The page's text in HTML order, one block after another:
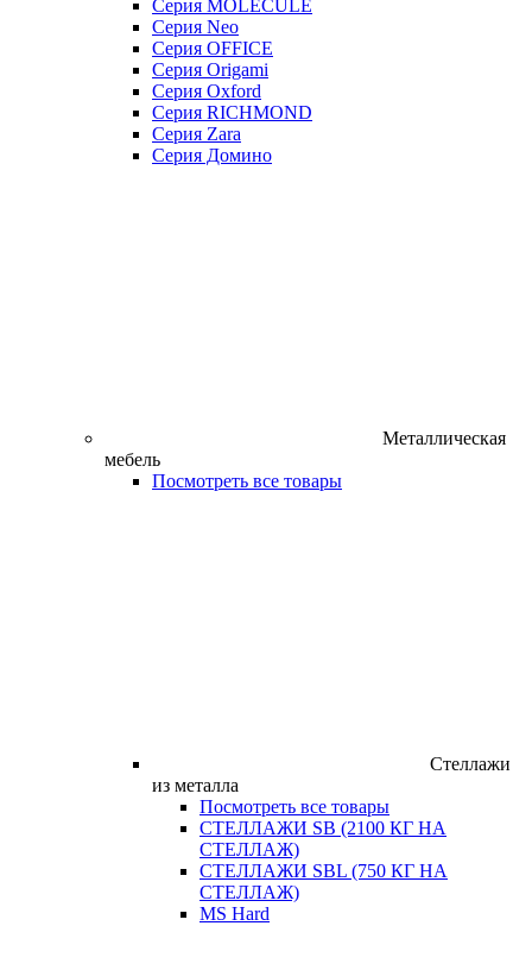
Серия MOLECULE
Серия Neo
Серия OFFICE
Серия Origami
Серия Oxford
Серия RICHMOND
Серия Zara
Серия Домино
Металлическая
мебель
Посмотреть все товары
Стеллажи
из металла
Посмотреть все товары
СТЕЛЛАЖИ SB (2100 КГ НА
СТЕЛЛАЖ)
СТЕЛЛАЖИ SBL (750 КГ НА
СТЕЛЛАЖ)
MS Hard